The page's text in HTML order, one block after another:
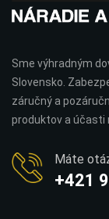
Sme výhradným
Slovensko.
záručný a
produktov a účasti
Máte
+421